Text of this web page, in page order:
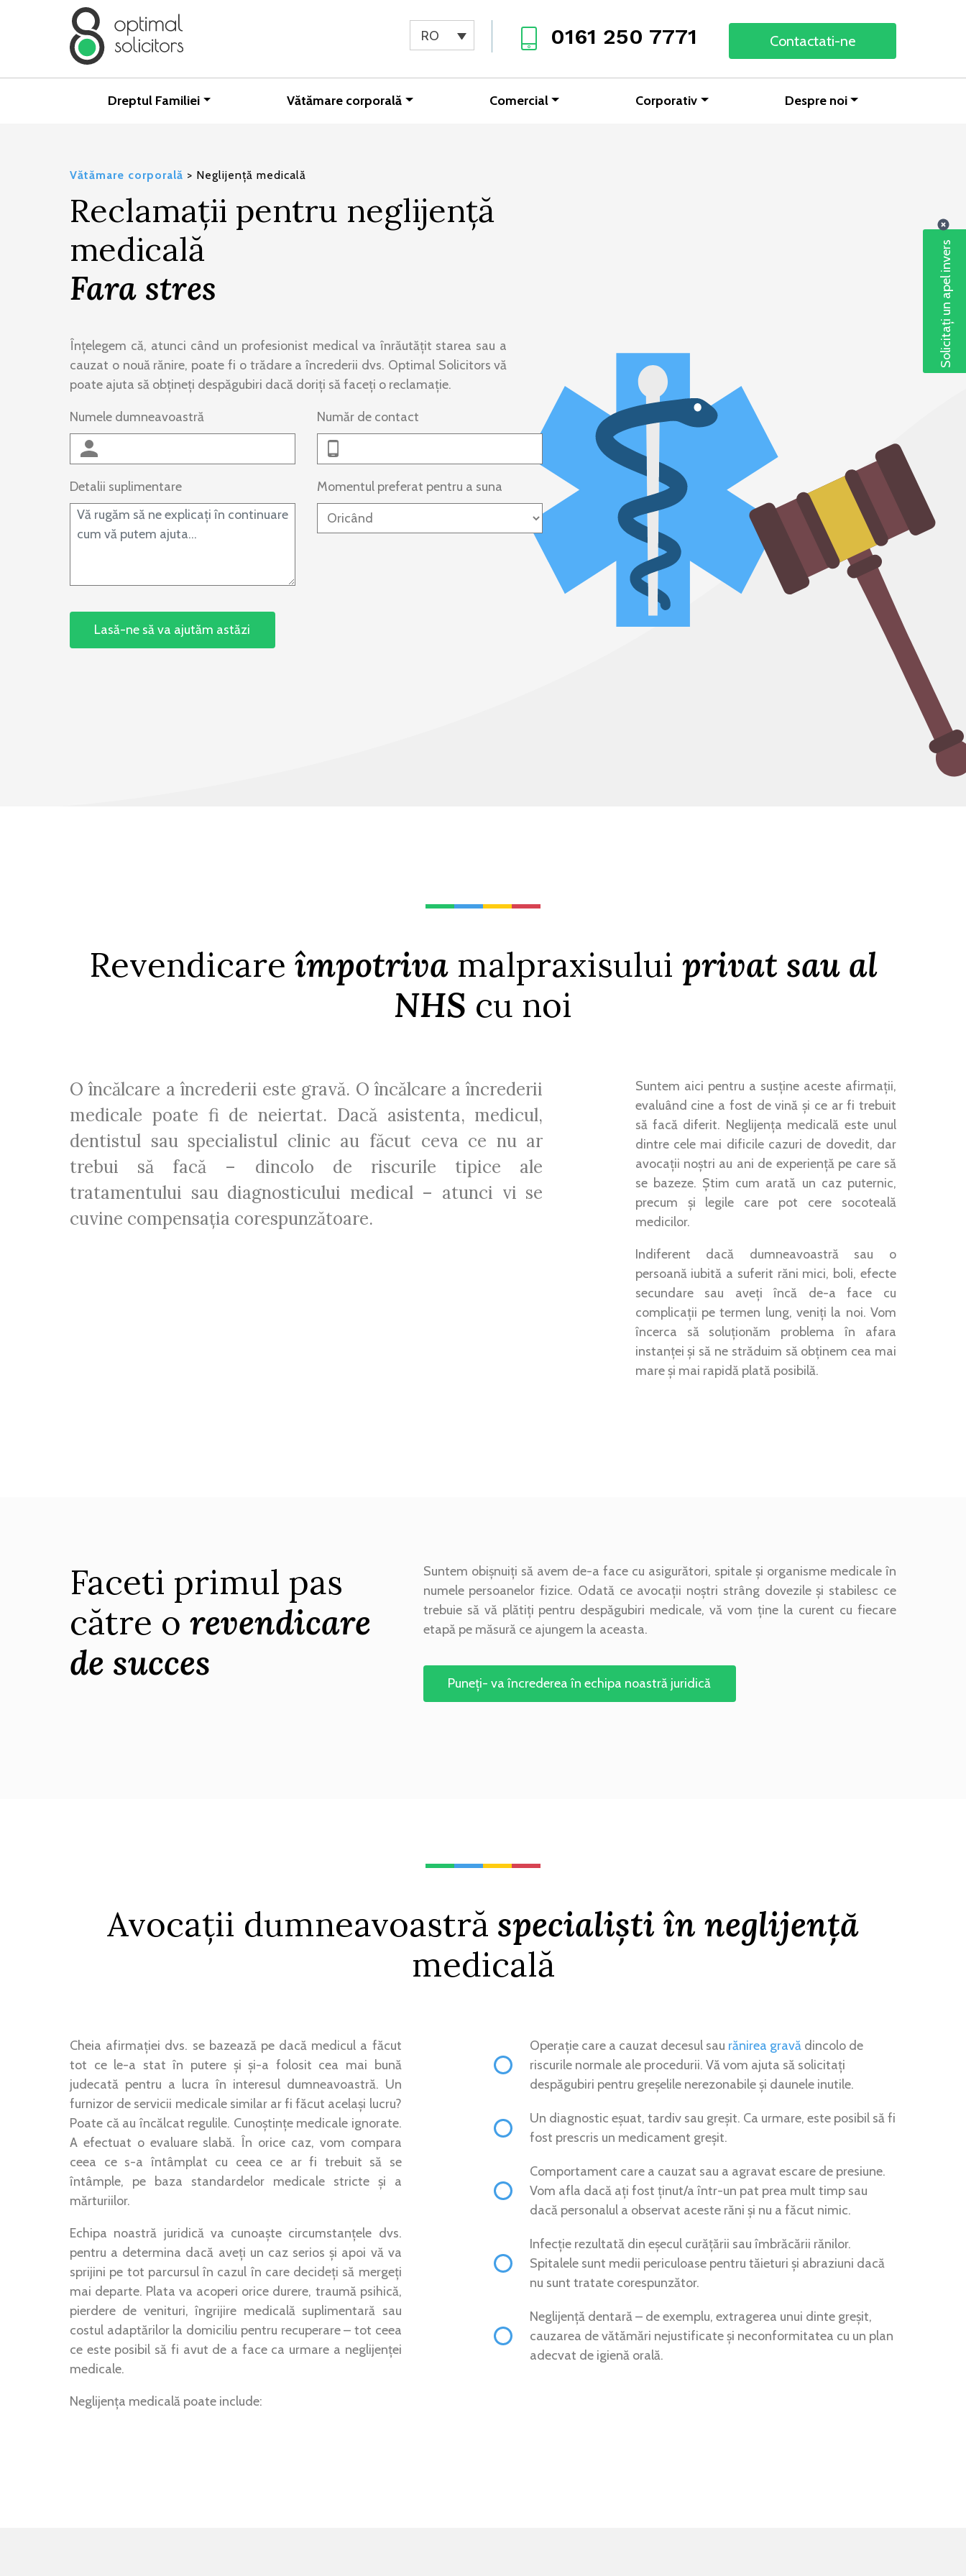
0161 250 7771 Contactati-ne
RO
Dreptul Familiei Vătămare corporală Comercial Corporativ Despre noi
Vătămare corporală > Neglijență medicală
Reclamații pentru neglijență
medicală
Fara stres
Înțelegem că, atunci când un profesionist medical va înrăutățit starea sau a
cauzat o nouă rănire, poate fi o trădare a încrederii dvs. Optimal Solicitors vă
poate ajuta să obțineți despăgubiri dacă doriți să faceți o reclamație.
Numele dumneavoastră Număr de contact
Detalii suplimentare Momentul preferat pentru a suna
Revendicare împotriva malpraxisului privat sau al
NHS cu noi
O încălcare a încrederii este gravă. O încălcare a încrederii
medicale poate fi de neiertat. Dacă asistenta, medicul,
dentistul sau specialistul clinic au făcut ceva ce nu ar
trebui să facă – dincolo de riscurile tipice ale
tratamentului sau diagnosticului medical – atunci vi se
cuvine compensația corespunzătoare.
Suntem aici pentru a susține aceste afirmații,
evaluând cine a fost de vină și ce ar fi trebuit
să facă diferit. Neglijența medicală este unul
dintre cele mai dificile cazuri de dovedit, dar
avocații noștri au ani de experiență pe care să
se bazeze. Știm cum arată un caz puternic,
precum și legile care pot cere socoteală
medicilor.
Indiferent dacă dumneavoastră sau o
persoană iubită a suferit răni mici, boli, efecte
secundare sau aveți încă de-a face cu
complicații pe termen lung, veniți la noi. Vom
încerca să soluționăm problema în afara
instanței și să ne străduim să obținem cea mai
mare și mai rapidă plată posibilă.
Faceti primul pas
către o revendicare
de succes
Suntem obișnuiți să avem de-a face cu asigurători, spitale și organisme medicale în
numele persoanelor fizice. Odată ce avocații noștri strâng dovezile și stabilesc ce
trebuie să vă plătiți pentru despăgubiri medicale, vă vom ține la curent cu fiecare
etapă pe măsură ce ajungem la aceasta.
Puneți- va încrederea în echipa noastră juridică
Avocații dumneavoastră specialiști în neglijență
medicală
Cheia afirmației dvs. se bazează pe dacă medicul a făcut
tot ce le-a stat în putere și și-a folosit cea mai bună
judecată pentru a lucra în interesul dumneavoastră. Un
furnizor de servicii medicale similar ar fi făcut același lucru?
Poate că au încălcat regulile. Cunoștințe medicale ignorate.
A efectuat o evaluare slabă. În orice caz, vom compara
ceea ce s-a întâmplat cu ceea ce ar fi trebuit să se
întâmple, pe baza standardelor medicale stricte și a
mărturiilor.
Echipa noastră juridică va cunoaște circumstanțele dvs.
pentru a determina dacă aveți un caz serios și apoi vă va
sprijini pe tot parcursul în cazul în care decideți să mergeți
mai departe. Plata va acoperi orice durere, traumă psihică,
pierdere de venituri, îngrijire medicală suplimentară sau
costul adaptărilor la domiciliu pentru recuperare – tot ceea
ce este posibil să fi avut de a face ca urmare a neglijenței
medicale.
Neglijența medicală poate include:
Operație care a cauzat decesul sau rănirea gravădincolo de
riscurile normale ale procedurii. Vă vom ajuta să solicitați
despăgubiri pentru greșelile nerezonabile și daunele inutile.
Un diagnostic eșuat, tardiv sau greșit. Ca urmare, este posibil să fi
fost prescris un medicament greșit.
Comportament care a cauzat sau a agravat escare de presiune.
Vom afla dacă ați fost ținut/a într-un pat prea mult timp sau
dacă personalul a observat aceste răni și nu a făcut nimic.
Infecție rezultată din eșecul curățării sau îmbrăcării rănilor.
Spitalele sunt medii periculoase pentru tăieturi și abraziuni dacă
nu sunt tratate corespunzător.
Neglijență dentară – de exemplu, extragerea unui dinte greșit,
cauzarea de vătămări nejustificate și neconformitatea cu un plan
adecvat de igienă orală.
Solicitați un apel invers